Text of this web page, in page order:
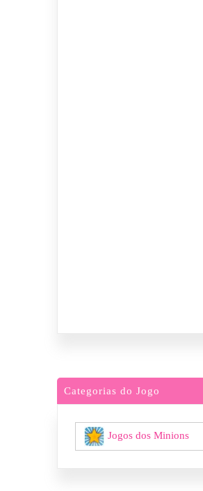
Categorias do Jogo
Jogos dos Minions